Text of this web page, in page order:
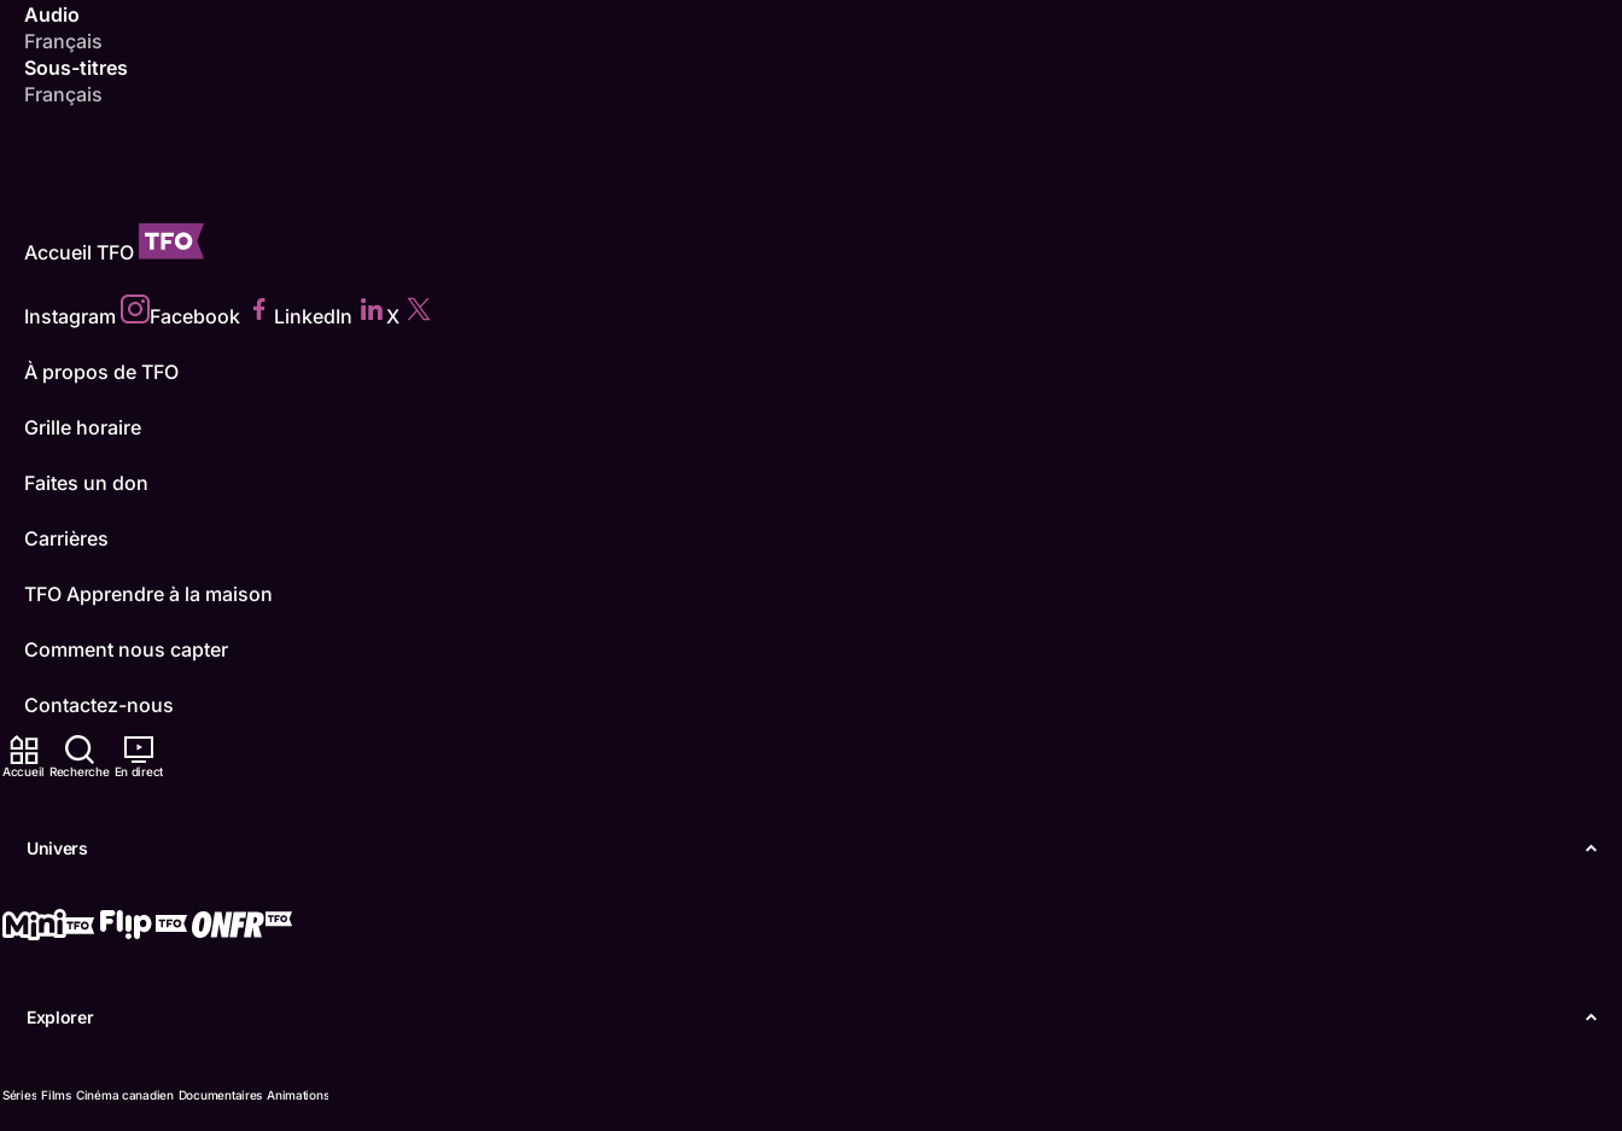
Accueil Recherche En direct
Univers
Explorer
Séries Films Cinéma canadien Documentaires Animations
Audio
Français
Sous-titres
Français
Accueil TFO
Instagram Facebook LinkedIn X
À propos de TFO
Grille horaire
Faites un don
Carrières
TFO Apprendre à la maison
Comment nous capter
Contactez-nous
ONFR
Conditions d'utilisation
© Office des télécommunications éducatives de langue française de l’Ontario (TFO) - 2026